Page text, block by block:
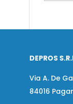
DEPROS
Via A. De
84016